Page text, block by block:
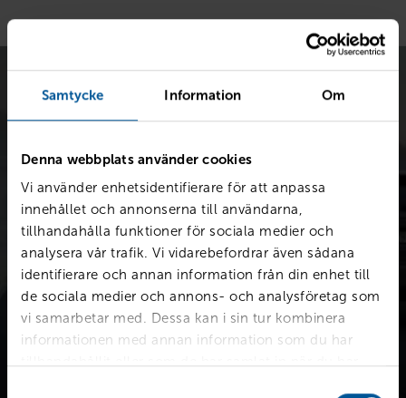
Samtycke Information Om
Denna webbplats använder cookies
Vi använder enhetsidentifierare för att anpassa
innehållet och annonserna till användarna,
tillhandahålla funktioner för sociala medier och
analysera vår trafik. Vi vidarebefordrar även sådana
identifierare och annan information från din enhet till
de sociala medier och annons- och analysföretag som
vi samarbetar med. Dessa kan i sin tur kombinera
informationen med annan information som du har
tillhandahållit eller som de har samlat in när du har
Värdera bilen kostnadsfritt
Snabb värdering för en första uppskattning av vad din bil är
värd.
Värdera din bil